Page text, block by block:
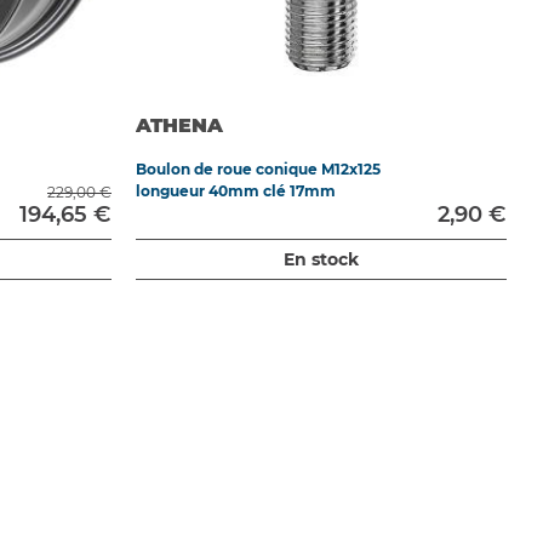
229,00 €
194,65 €
ATHENA
Boulon de roue conique M12x125
longueur 40mm clé 17mm
2,90 €
En stock